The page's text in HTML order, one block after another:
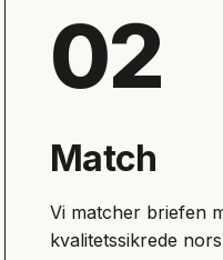
02
Match
Vi matcher briefen
kvalitetssikrede